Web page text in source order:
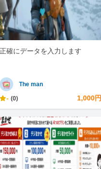
正確にデータを入力します
The man
- (0) 1,000円